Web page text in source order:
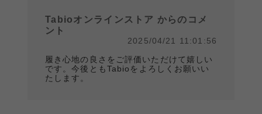
Tabioオンラインストア からのコメ
ント
2025/04/21 11:01:56
履き心地の良さをご評価いただけて嬉しい
です。今後ともTabioをよろしくお願いい
たします。